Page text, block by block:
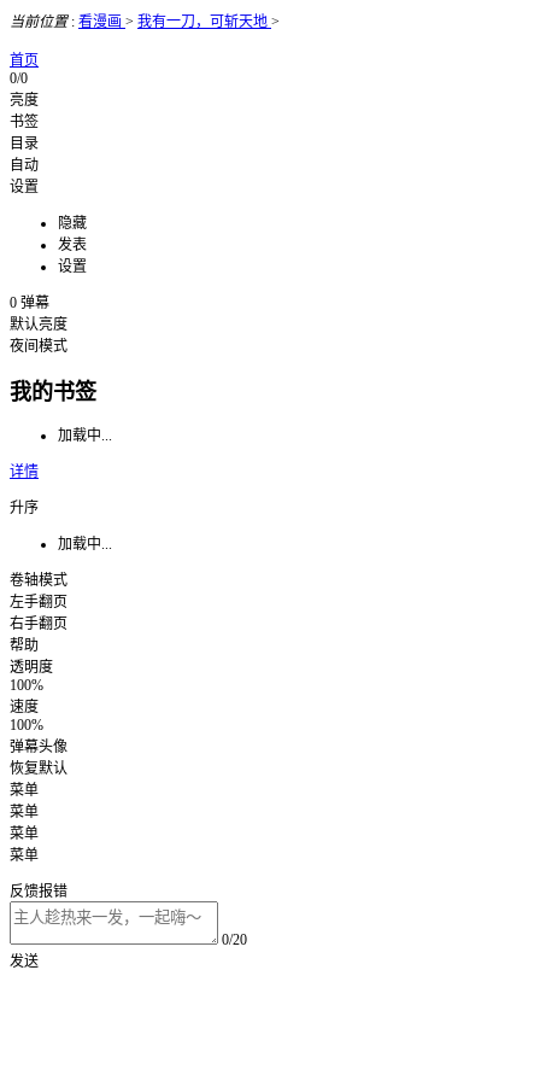
当前位置: 看漫画 > 我有一刀，可斩天地 >
首页
0/0
亮度
书签
目录
自动
设置
隐藏
发表
设置
0 弹幕
默认亮度
夜间模式
我的书签
加载中...
详情
升序
加载中...
卷轴模式
左手翻页
右手翻页
帮助
透明度
100%
速度
100%
弹幕头像
恢复默认
菜单
菜单
菜单
菜单
反馈报错
0/20
发送